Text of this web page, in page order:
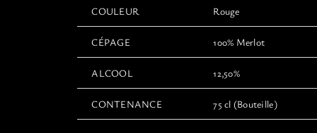
COULEUR Rouge
CÉPAGE 100% Merlot
ALCOOL 12,50%
CONTENANCE 75 cl (Bouteille)